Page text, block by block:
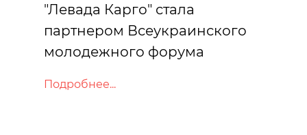
"Левада Карго" стала
партнером Всеукраинского
молодежного форума
Подробнее...